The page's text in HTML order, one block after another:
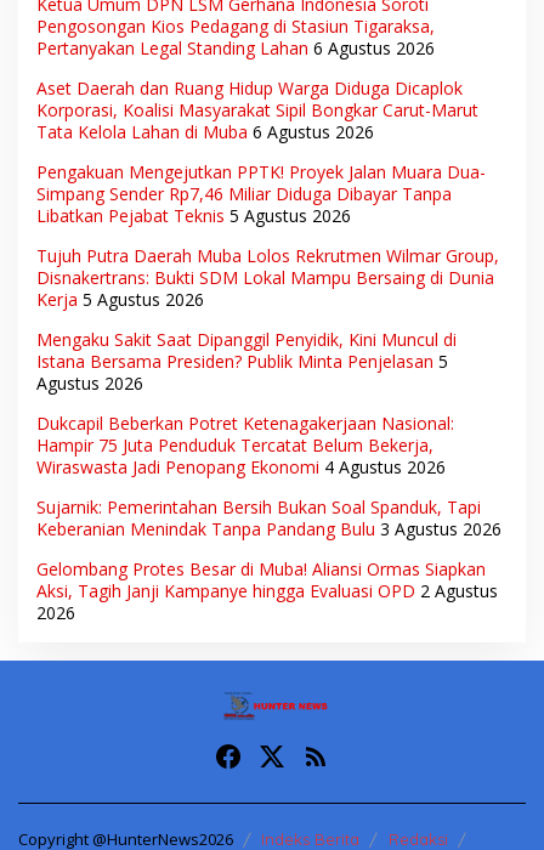
Pengosongan Kios Pedagang di Stasiun Tigaraksa,
Pertanyakan Legal Standing Lahan 6 Agustus 2026
Aset Daerah dan Ruang Hidup Warga Diduga Dicaplok
Korporasi, Koalisi Masyarakat Sipil Bongkar Carut-Marut
Tata Kelola Lahan di Muba 6 Agustus 2026
Pengakuan Mengejutkan PPTK! Proyek Jalan Muara Dua-
Simpang Sender Rp7,46 Miliar Diduga Dibayar Tanpa
Libatkan Pejabat Teknis 5 Agustus 2026
Tujuh Putra Daerah Muba Lolos Rekrutmen Wilmar Group,
Disnakertrans: Bukti SDM Lokal Mampu Bersaing di Dunia
Kerja 5 Agustus 2026
Mengaku Sakit Saat Dipanggil Penyidik, Kini Muncul di
Istana Bersama Presiden? Publik Minta Penjelasan 5
Agustus 2026
Dukcapil Beberkan Potret Ketenagakerjaan Nasional:
Hampir 75 Juta Penduduk Tercatat Belum Bekerja,
Wiraswasta Jadi Penopang Ekonomi 4 Agustus 2026
Sujarnik: Pemerintahan Bersih Bukan Soal Spanduk, Tapi
Keberanian Menindak Tanpa Pandang Bulu 3 Agustus 2026
Gelombang Protes Besar di Muba! Aliansi Ormas Siapkan
Aksi, Tagih Janji Kampanye hingga Evaluasi OPD 2 Agustus
2026
Copyright @HunterNews2026 Indeks Berita
Redaksi